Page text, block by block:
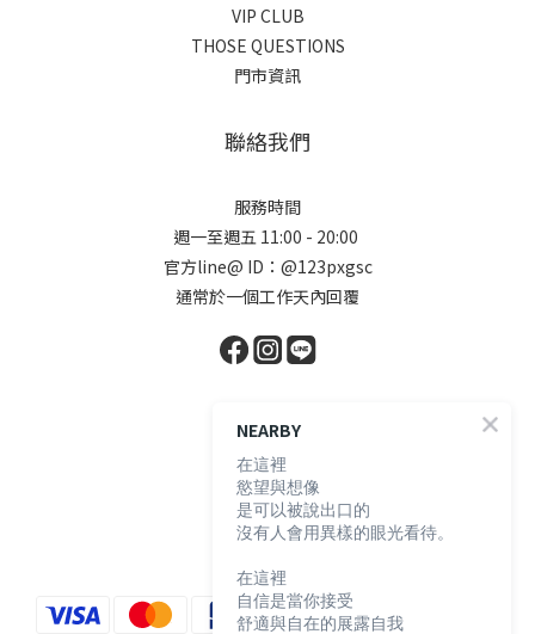
VIP CLUB
THOSE QUESTIONS
門市資訊
聯絡我們
服務時間
週一至週五 11:00 - 20:00
官方line@ ID：@123pxgsc
通常於一個工作天內回覆
顧客服務
購物須知
退換貨說明
防詐騙宣導
NEARBY
在這裡
慾望與想像
是可以被說出口的
沒有人會用異樣的眼光看待。
在這裡
自信是當你接受
舒適與自在的展露自我